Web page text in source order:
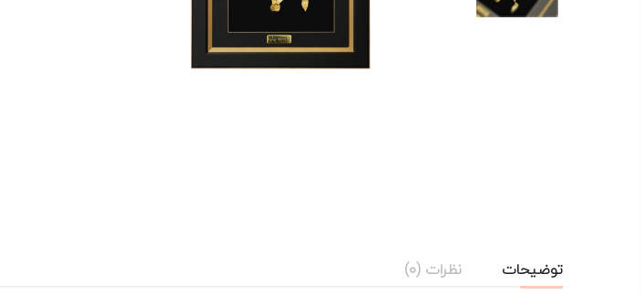
توضیحات نظرات (0)